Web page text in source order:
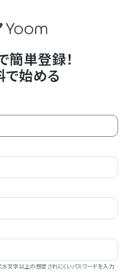
簡単登録！
で始める
文字以上の想定されにくいパスワードを入力